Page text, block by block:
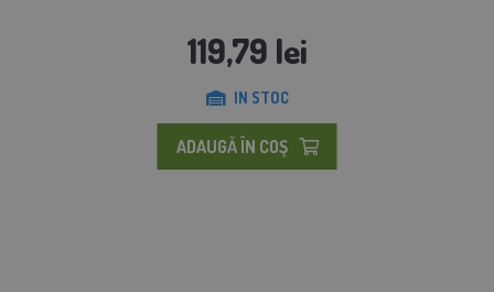
119,79 lei
IN STOC
ADAUGĂ ÎN COŞ